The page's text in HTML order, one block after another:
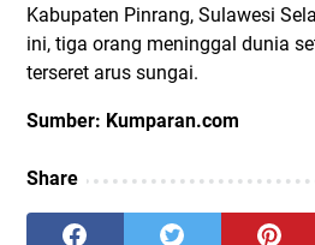
Kabupaten Pinrang, Sulawesi
ini, tiga orang meninggal dunia
terseret arus sungai.
Sumber: Kumparan.com
Share